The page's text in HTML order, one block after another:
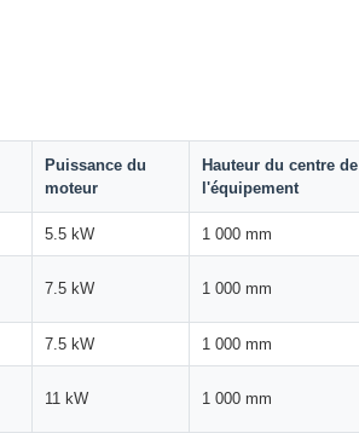
Puissance du
moteur
Hauteur du centre de
l'équipement
5.5 kW 1 000 mm
7.5 kW 1 000 mm
7.5 kW 1 000 mm
11 kW 1 000 mm